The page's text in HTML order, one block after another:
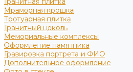
Мраморная крошка
Тротуарная плитка
Гранитный цоколь
Мемориальные комплексы
Оформление памятника
Гравировка портрета и ФИО
Дополнительное оформление